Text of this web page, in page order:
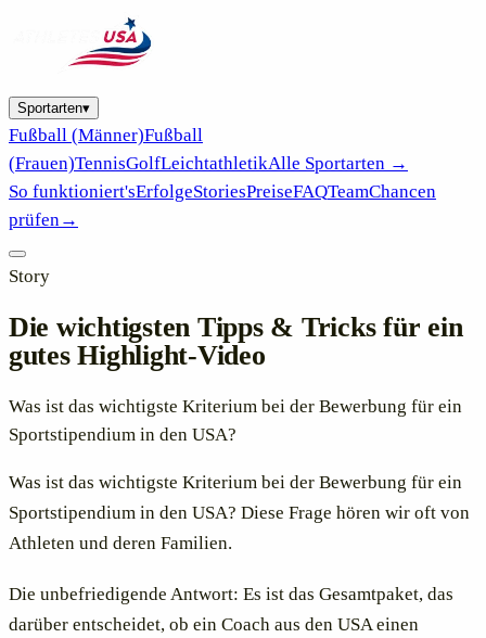
Sportarten▾
Fußball (Männer)Fußball
(Frauen)TennisGolfLeichtathletikAlle Sportarten →
So funktioniert'sErfolgeStoriesPreiseFAQTeamChancen
prüfen→
Story
Die wichtigsten Tipps & Tricks für ein
gutes Highlight-Video
Was ist das wichtigste Kriterium bei der Bewerbung für ein
Sportstipendium in den USA?
Was ist das wichtigste Kriterium bei der Bewerbung für ein
Sportstipendium in den USA? Diese Frage hören wir oft von
Athleten und deren Familien.
Die unbefriedigende Antwort: Es ist das Gesamtpaket, das
darüber entscheidet, ob ein Coach aus den USA einen